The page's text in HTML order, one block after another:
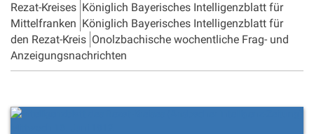
Rezat-Kreises Königlich Bayerisches Intelligenzblatt für
Mittelfranken Königlich Bayerisches Intelligenzblatt für
den Rezat-Kreis Onolzbachische wochentliche Frag- und
Anzeigungsnachrichten